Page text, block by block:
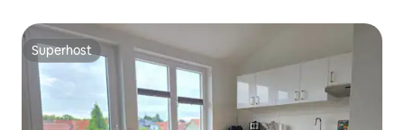
Superhost
Superhost